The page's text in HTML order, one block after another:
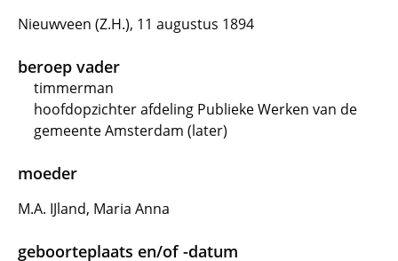
Nieuwveen (Z.H.), 11 augustus 1894
beroep vader
timmerman
hoofdopzichter afdeling Publieke Werken van de
gemeente Amsterdam (later)
moeder
M.A. IJland, Maria Anna
geboorteplaats en/of -datum